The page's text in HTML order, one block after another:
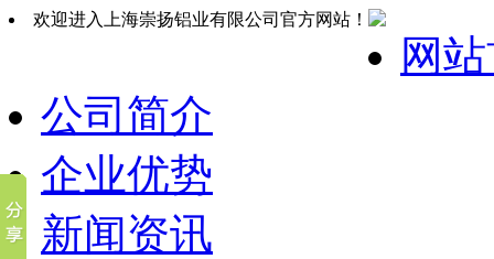
欢迎进入上海崇扬铝业有限公司官方网站！
网
公司简介
企业优势
新闻资讯